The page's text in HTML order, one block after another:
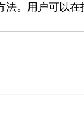
法。用户可以